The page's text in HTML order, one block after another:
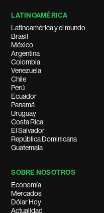
LATINOAMÉRICA
Latinoamérica y el mundo
Brasil
México
Argentina
Colombia
Venezuela
Chile
Perú
Ecuador
Panamá
Uruguay
Costa Rica
El Salvador
República Dominicana
Guatemala
SOBRE NOSOTROS
Economía
Mercados
Dólar Hoy
Actualidad